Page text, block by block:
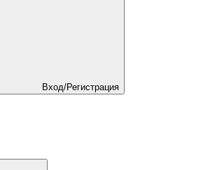
Вход/Регистрация